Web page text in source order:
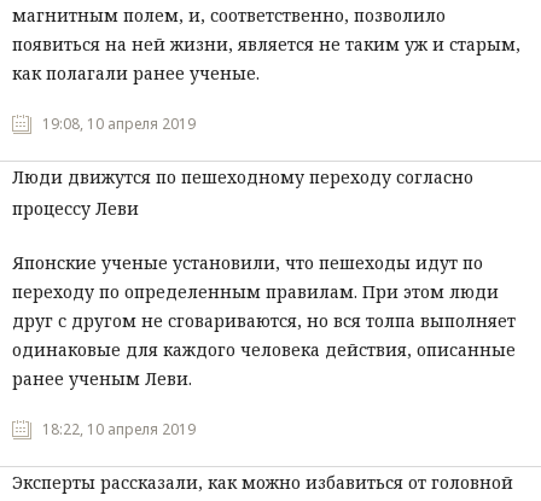
Общество
Политика
Мнения
Происшествия
магнитным полем, и, соответственно, позволило
появиться на ней жизни, является не таким уж и старым,
как полагали ранее ученые.
19:08, 10 апреля 2019
Люди движутся по пешеходному переходу согласно
процессу Леви
Японские ученые установили, что пешеходы идут по
переходу по определенным правилам. При этом люди
друг с другом не сговариваются, но вся толпа выполняет
одинаковые для каждого человека действия, описанные
ранее ученым Леви.
18:22, 10 апреля 2019
Эксперты рассказали, как можно избавиться от головной